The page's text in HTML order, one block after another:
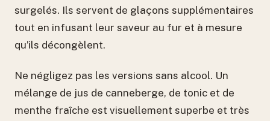
surgelés. Ils servent de glaçons supplémentaires
tout en infusant leur saveur au fur et à mesure
qu’ils décongèlent.
Ne négligez pas les versions sans alcool. Un
mélange de jus de canneberge, de tonic et de
menthe fraîche est visuellement superbe et très